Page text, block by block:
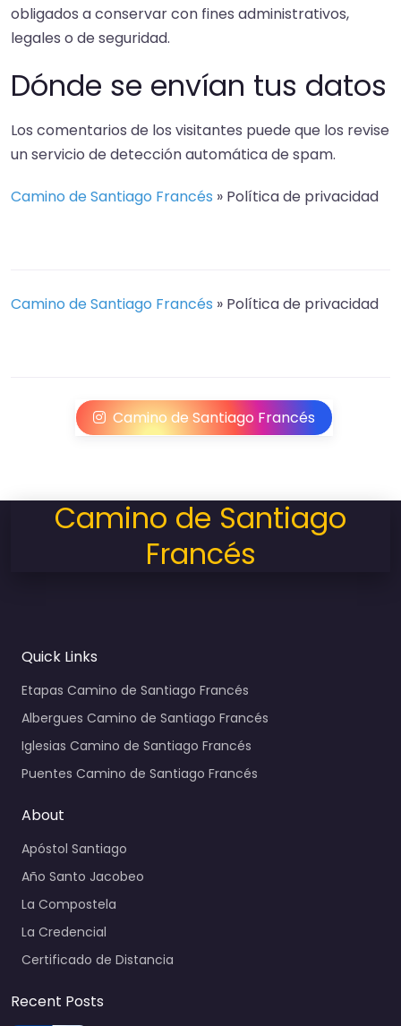
obligados a conservar con fines administrativos,
legales o de seguridad.
Dónde se envían tus datos
Los comentarios de los visitantes puede que los revise
un servicio de detección automática de spam.
Camino de Santiago Francés » Política de privacidad
Camino de Santiago Francés » Política de privacidad
Camino de Santiago Francés
Camino de Santiago
Francés
Quick Links
Etapas Camino de Santiago Francés
Albergues Camino de Santiago Francés
Iglesias Camino de Santiago Francés
Puentes Camino de Santiago Francés
About
Apóstol Santiago
Año Santo Jacobeo
La Compostela
La Credencial
Certificado de Distancia
Recent Posts